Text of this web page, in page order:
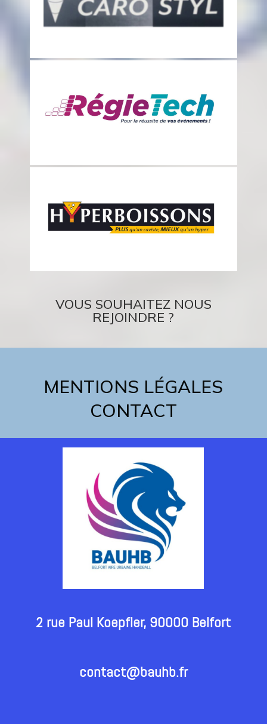
VOUS SOUHAITEZ NOUS
REJOINDRE ?
MENTIONS LÉGALES
CONTACT
2 rue Paul Koepfler, 90000 Belfort
contact@bauhb.fr